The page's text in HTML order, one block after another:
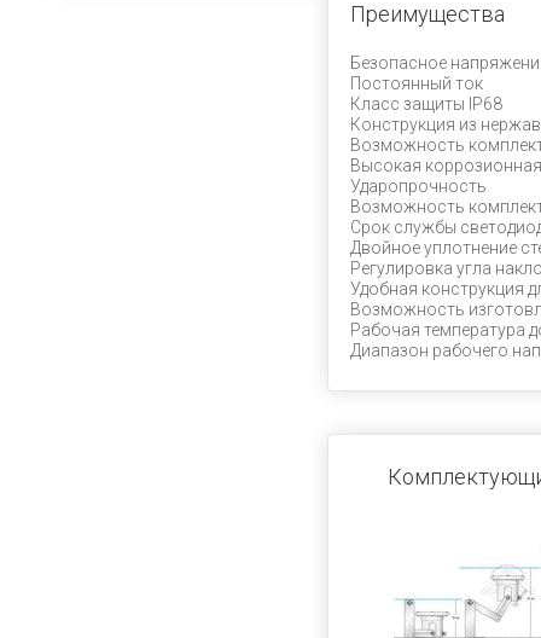
Преимущества
Безопасное
Постоянный ток
Класс защиты IP68
Конструкция из
Возможность
Высокая
Ударопрочность
Возможность
Срок службы
Двойное уплотнение
Регулировка угла
Удобная конструкция
Возможность
Рабочая температура
Диапазон рабочего